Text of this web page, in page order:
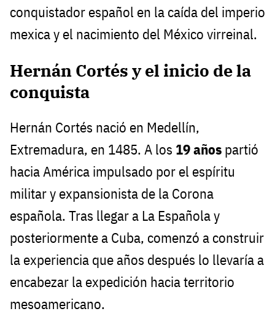
conquistador español en la caída del imperio
mexica y el nacimiento del México virreinal.
Hernán Cortés y el inicio de la
conquista
Hernán Cortés nació en Medellín,
Extremadura, en 1485. A los 19 años partió
hacia América impulsado por el espíritu
militar y expansionista de la Corona
española. Tras llegar a La Española y
posteriormente a Cuba, comenzó a construir
la experiencia que años después lo llevaría a
encabezar la expedición hacia territorio
mesoamericano.